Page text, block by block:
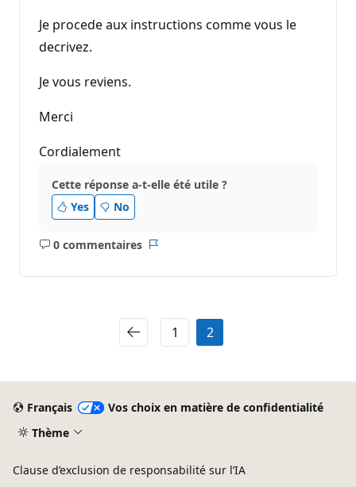
Je procede aux instructions comme vous le
decrivez.
Je vous reviens.
Merci
Cordialement
Cette réponse a-t-elle été utile ?
Yes
No
0 commentaires
Aucun
1 2
Français
Vos choix en matière de confidentialité
Thème
Clause d’exclusion de responsabilité sur l’IA